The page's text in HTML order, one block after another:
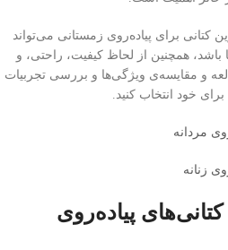
کتانی برای پیاده‌روی زمستانی می‌تواند
باشد، همچنین از لحاظ کیفیت، راحتی، و
و مقایسه‌ی ویژگی‌ها و بررسی تجربیات
برای خود انتخاب کنید.
مردانه
زنانه
پیاده‌روی